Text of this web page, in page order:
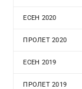
ЕСЕН 2020
ПРОЛЕТ 2020
ЕСЕН 2019
ПРОЛЕТ 2019